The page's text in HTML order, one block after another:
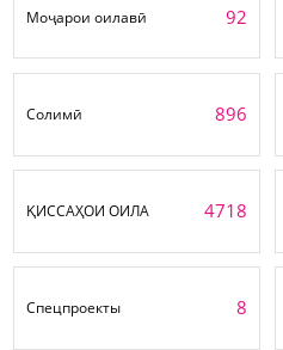
Моҷарои оилавӣ 92
Солимӣ 896
ҚИССАҲОИ ОИЛА 4718
Спецпроекты 8